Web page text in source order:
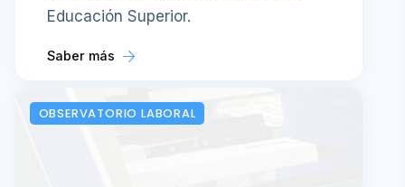
Educación Superior.
Saber más
OBSERVATORIO LABORAL